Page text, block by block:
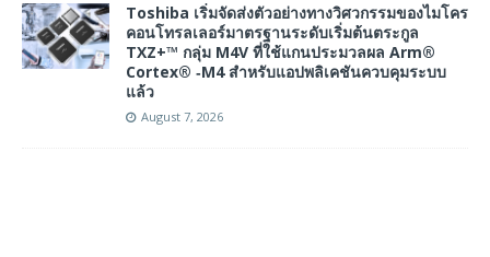
Toshiba เริ่มจัดส่งตัวอย่างทางวิศวกรรมของไมโคร
คอนโทรลเลอร์มาตรฐานระดับเริ่มต้นตระกูล
TXZ+™ กลุ่ม M4V ที่ใช้แกนประมวลผล Arm®
Cortex® ‑M4 สำหรับแอปพลิเคชันควบคุมระบบ
แล้ว
August 7, 2026